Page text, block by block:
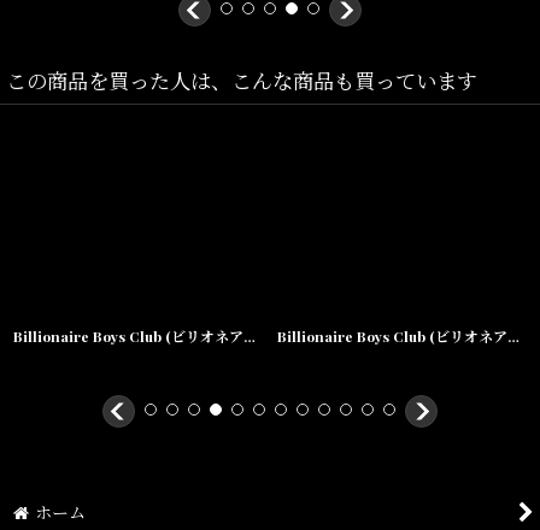
この商品を買った人は、こんな商品も買っています
Billionaire Boys Club (ビリオネアボーイズクラブ) BB Cracked Helmet Sweatshirt クルーネック スウェット Billionaire Boys Club (ビリオネアボーイズクラブ) Jumble Stripe S/S Tee 半袖 ボーダー Tシャツ
ホーム